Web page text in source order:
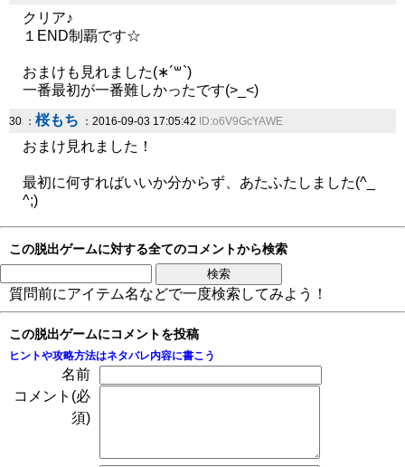
クリア♪
１END制覇です☆
おまけも見れました(∗´꒳`)
一番最初が一番難しかったです(>_<)
30 ： 桜もち ：2016-09-03 17:05:42 ID:o6V9GcYAWE
おまけ見れました！
最初に何すればいいか分からず、あたふたしました(^_
^;)
この脱出ゲームに対する全てのコメントから検索
質問前にアイテム名などで一度検索してみよう！
この脱出ゲームにコメントを投稿
ヒントや攻略方法はネタバレ内容に書こう
名前
コメント(必
須)